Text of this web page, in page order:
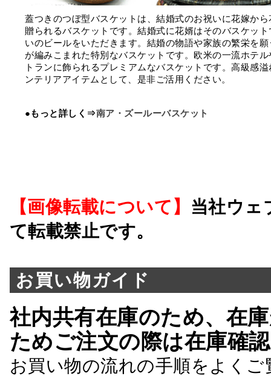
蓋つきのつぼ型バスケットは、結婚式のお祝いに花嫁か
贈られるバスケットです。結婚式に花婿はそのバスケッ
いのビールをいただきます。結婚の物語や家族の繁栄を
が編みこまれた特別なバスケットです。欧米の一流ホテ
トランに飾られるプレミアムなバスケットです。高級感
ンテリアアイテムとして、是非ご活用ください。
●もっと詳しく⇒南ア・ズールーバスケット
【画像転載について】 当社ウェ
て転載禁止です。
お買い物ガイド
社内共有在庫のため、在
ためご注文の際は在庫確
お買い物の流れの手順をよくご